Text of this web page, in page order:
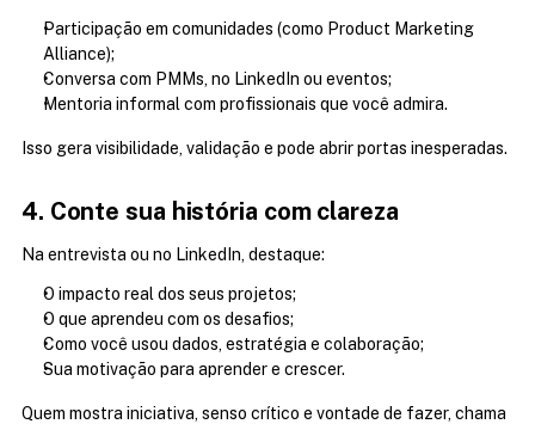
Participação em comunidades (como Product Marketing
Alliance);
Conversa com PMMs, no LinkedIn ou eventos;
Mentoria informal com profissionais que você admira.
Isso gera visibilidade, validação e pode abrir portas inesperadas.
4. Conte sua história com clareza
Na entrevista ou no LinkedIn, destaque:
O impacto real dos seus projetos;
O que aprendeu com os desafios;
Como você usou dados, estratégia e colaboração;
Sua motivação para aprender e crescer.
Quem mostra iniciativa, senso crítico e vontade de fazer, chama